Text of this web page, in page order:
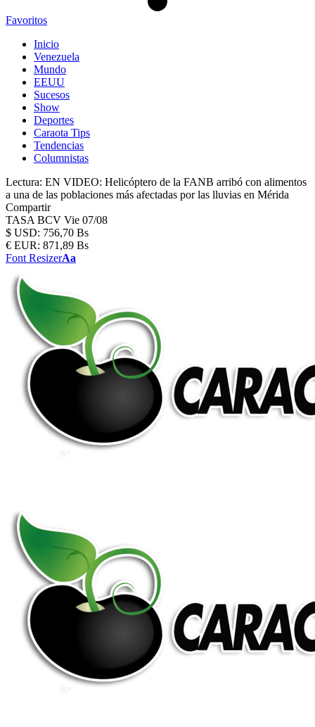
Favoritos
Inicio
Venezuela
Mundo
EEUU
Sucesos
Show
Deportes
Caraota Tips
Tendencias
Columnistas
Lectura: EN VIDEO: Helicóptero de la FANB arribó con alimentos
a una de las poblaciones más afectadas por las lluvias en Mérida
Compartir
TASA BCV Vie 07/08
$ USD: 756,70 Bs
€ EUR: 871,89 Bs
Font ResizerAa